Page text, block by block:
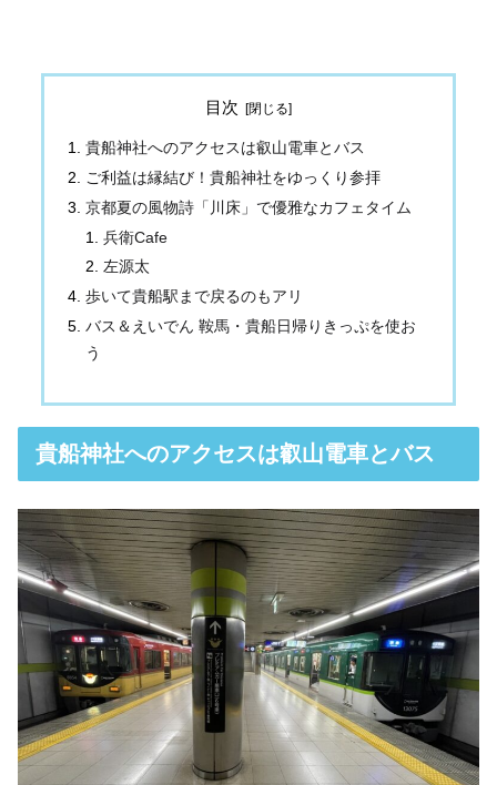
目次
貴船神社へのアクセスは叡山電車とバス
ご利益は縁結び！貴船神社をゆっくり参拝
京都夏の風物詩「川床」で優雅なカフェタイム
兵衛Cafe
左源太
歩いて貴船駅まで戻るのもアリ
バス＆えいでん 鞍馬・貴船日帰りきっぷを使お
う
貴船神社へのアクセスは叡山電車とバス